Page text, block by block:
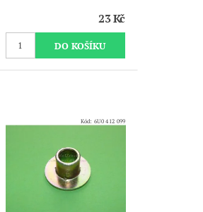
23 Kč
Kód:6U0 412 099